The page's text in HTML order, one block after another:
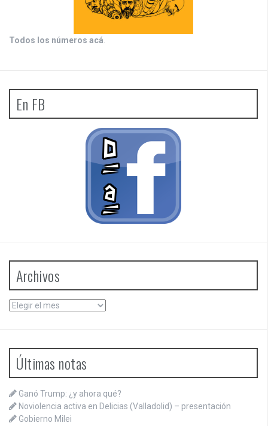
Todos los números acá.
En FB
Archivos
Archivos
Últimas notas
Ganó Trump: ¿y ahora qué?
Noviolencia activa en Delicias (Valladolid) – presentación
Gobierno Milei